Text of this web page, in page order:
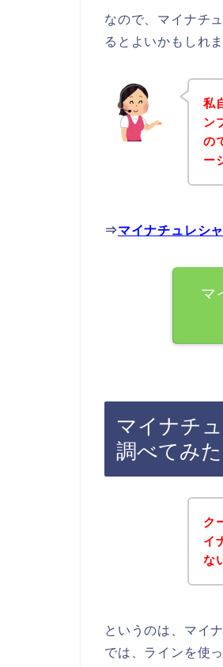
なので、マイナチ
るとよいかもしれま
私
ン
の
ー
⇒マイナチュレシ
マ
マイナチ
調べてみた
ク
イ
な
というのは、マイ
では、ラインを使